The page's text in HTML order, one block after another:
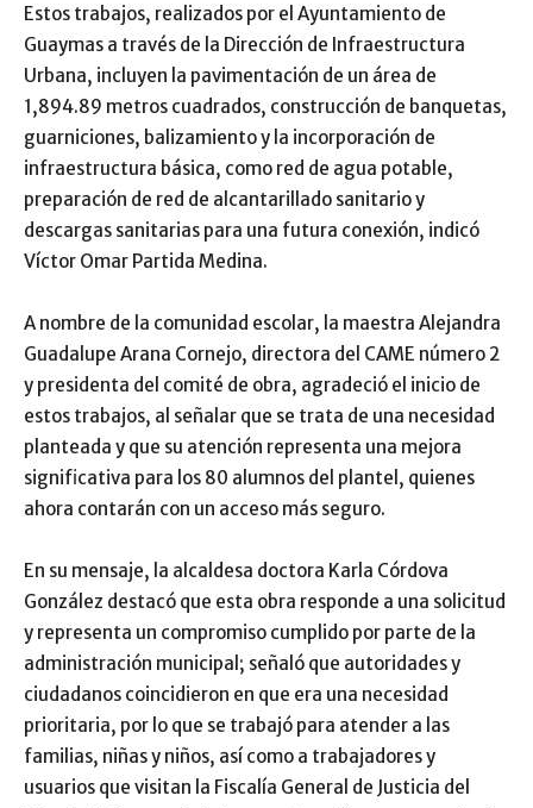
Estos trabajos, realizados por el Ayuntamiento de
Guaymas a través de la Dirección de Infraestructura
Urbana, incluyen la pavimentación de un área de
1,894.89 metros cuadrados, construcción de banquetas,
guarniciones, balizamiento y la incorporación de
infraestructura básica, como red de agua potable,
preparación de red de alcantarillado sanitario y
descargas sanitarias para una futura conexión, indicó
Víctor Omar Partida Medina.
A nombre de la comunidad escolar, la maestra Alejandra
Guadalupe Arana Cornejo, directora del CAME número 2
y presidenta del comité de obra, agradeció el inicio de
estos trabajos, al señalar que se trata de una necesidad
planteada y que su atención representa una mejora
significativa para los 80 alumnos del plantel, quienes
ahora contarán con un acceso más seguro.
En su mensaje, la alcaldesa doctora Karla Córdova
González destacó que esta obra responde a una solicitud
y representa un compromiso cumplido por parte de la
administración municipal; señaló que autoridades y
ciudadanos coincidieron en que era una necesidad
prioritaria, por lo que se trabajó para atender a las
familias, niñas y niños, así como a trabajadores y
usuarios que visitan la Fiscalía General de Justicia del